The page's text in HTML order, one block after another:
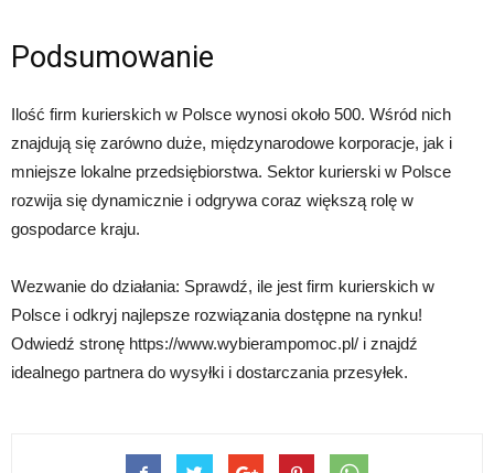
Podsumowanie
Ilość firm kurierskich w Polsce wynosi około 500. Wśród nich
znajdują się zarówno duże, międzynarodowe korporacje, jak i
mniejsze lokalne przedsiębiorstwa. Sektor kurierski w Polsce
rozwija się dynamicznie i odgrywa coraz większą rolę w
gospodarce kraju.
Wezwanie do działania: Sprawdź, ile jest firm kurierskich w
Polsce i odkryj najlepsze rozwiązania dostępne na rynku!
Odwiedź stronę https://www.wybierampomoc.pl/ i znajdź
idealnego partnera do wysyłki i dostarczania przesyłek.